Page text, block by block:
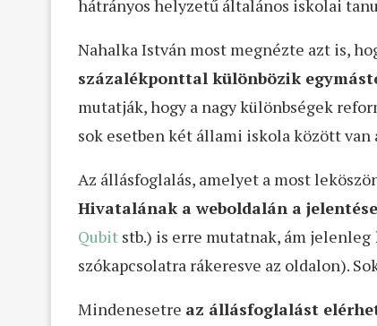
hátrányos helyzetű általános iskolai
Nahalka István most megnézte azt is,
százalékponttal különbözik
mutatják, hogy a nagy különbségek
sok esetben két állami iskola között
Az állásfoglalás, amelyet a most
Hivatalának a weboldalán a
Qubit stb.) is erre mutatnak, ám jelenleg
szókapcsolatra rákeresve az oldalon).
Mindenesetre az állásfoglalást